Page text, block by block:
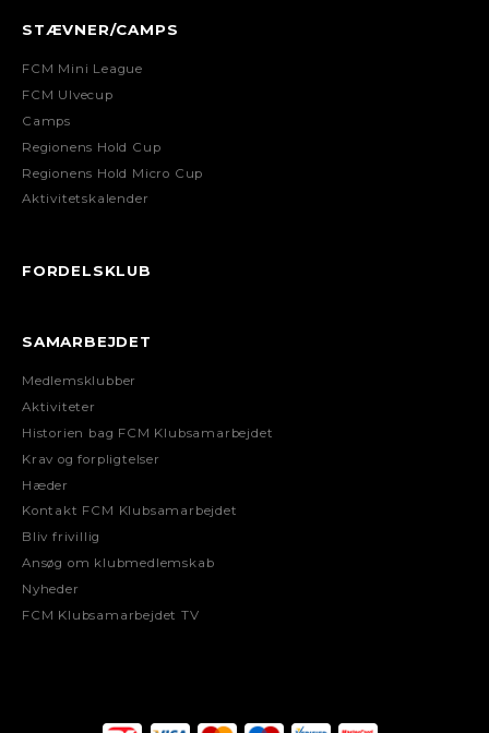
STÆVNER/CAMPS
FCM Mini League
FCM Ulvecup
Camps
Regionens Hold Cup
Regionens Hold Micro Cup
Aktivitetskalender
FORDELSKLUB
SAMARBEJDET
Medlemsklubber
Aktiviteter
Historien bag FCM Klubsamarbejdet
Krav og forpligtelser
Hæder
Kontakt FCM Klubsamarbejdet
Bliv frivillig
Ansøg om klubmedlemskab
Nyheder
FCM Klubsamarbejdet TV